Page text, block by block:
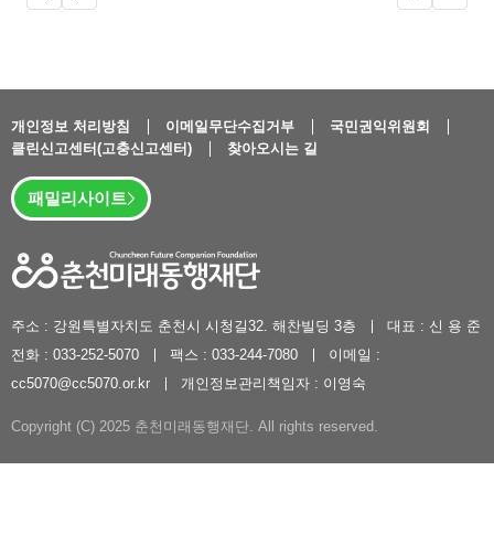
글버튼
개인정보 처리방침 이메일무단수집거부
국민권익위원회
클린신고센터(고충신고센터)
찾아오시는 길
패밀리사이트
주소 : 강원특별자치도 춘천시 시청길32. 해찬빌딩 3층
대표 : 신 용 준
전화 : 033-252-5070
팩스 : 033-244-7080
이메일 :
cc5070@cc5070.or.kr
개인정보관리책임자 : 이영숙
Copyright (C) 2025 춘천미래동행재단. All rights reserved.